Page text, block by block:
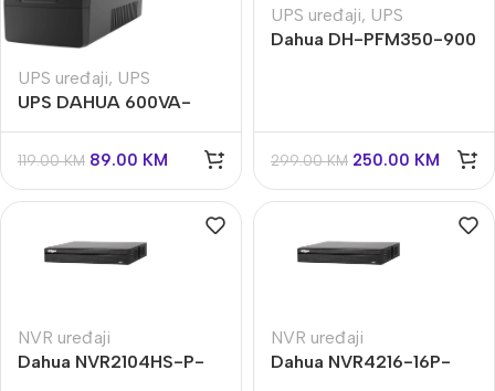
UPS uređaji, UPS
UPS DAHUA 600VA-
360W DAHUA LINE
INTERACTIVE DH-
119.00KM 89.00 KM
UPS uređaji, UPS
Dahua DH-PFM350-900
299.00KM 250.00 KM
NVR uređaji
Dahua NVR2104HS-P-
NVR uređaji
Dahua NVR4216-16P-